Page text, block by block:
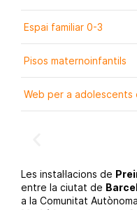
Espai familiar 0-3
Pisos maternoinfantils
Web per a adolescents
Les instal·lacions de
entre la ciutat de
a la Comunitat